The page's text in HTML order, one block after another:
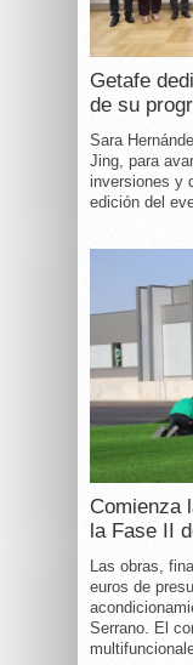
Getafe
de su
Sara
Jing, para
inversiones y
edición del
Comienza
la Fase II
Las obras,
euros de
Serrano. El